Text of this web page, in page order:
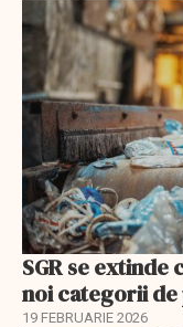
SGR se
noi categorii
19 FEBRUARIE 2026